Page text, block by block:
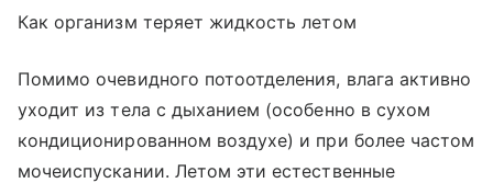
Как организм теряет жидкость летом
Помимо очевидного потоотделения, влага активно
уходит из тела с дыханием (особенно в сухом
кондиционированном воздухе) и при более частом
мочеиспускании. Летом эти естественные